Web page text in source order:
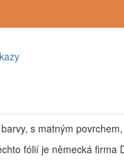
s matným
fólií je německá firma